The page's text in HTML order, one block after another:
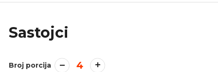
Sastojci
Broj porcija 4